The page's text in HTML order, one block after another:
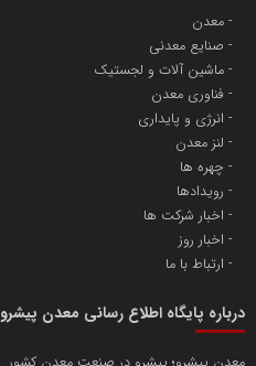
معدن
صنایع معدنی
ماشین آلات و لجستیک
فناوری معدن
انرژی و پایداری
لنز معدن
چهره ها
رویدادها
اخبار شرکت ها
اخبار روز
ارتباط با ما
درباره پایگاه اطلاع رسانی معدن پیشرو